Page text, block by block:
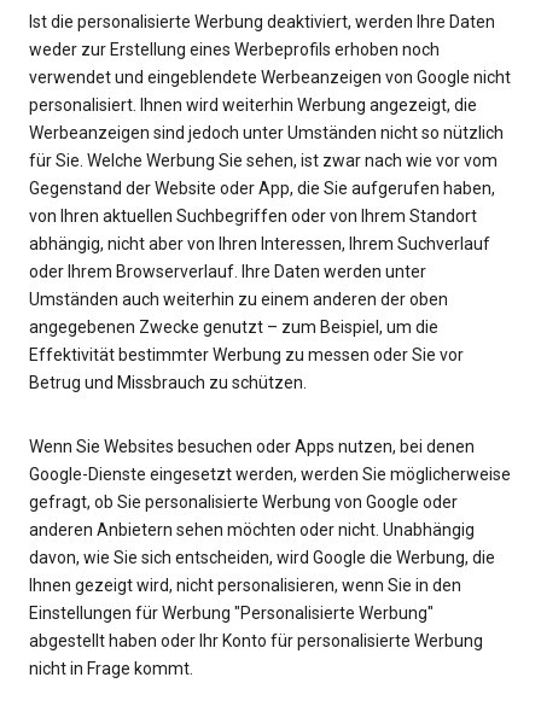
Ist die personalisierte Werbung deaktiviert, werden Ihre Daten
weder zur Erstellung eines Werbeprofils erhoben noch
verwendet und eingeblendete Werbeanzeigen von Google nicht
personalisiert. Ihnen wird weiterhin Werbung angezeigt, die
Werbeanzeigen sind jedoch unter Umständen nicht so nützlich
für Sie. Welche Werbung Sie sehen, ist zwar nach wie vor vom
Gegenstand der Website oder App, die Sie aufgerufen haben,
von Ihren aktuellen Suchbegriffen oder von Ihrem Standort
abhängig, nicht aber von Ihren Interessen, Ihrem Suchverlauf
oder Ihrem Browserverlauf. Ihre Daten werden unter
Umständen auch weiterhin zu einem anderen der oben
angegebenen Zwecke genutzt – zum Beispiel, um die
Effektivität bestimmter Werbung zu messen oder Sie vor
Betrug und Missbrauch zu schützen.
Wenn Sie Websites besuchen oder Apps nutzen, bei denen
Google-Dienste eingesetzt werden, werden Sie möglicherweise
gefragt, ob Sie personalisierte Werbung von Google oder
anderen Anbietern sehen möchten oder nicht. Unabhängig
davon, wie Sie sich entscheiden, wird Google die Werbung, die
Ihnen gezeigt wird, nicht personalisieren, wenn Sie in den
Einstellungen für Werbung "Personalisierte Werbung"
abgestellt haben oder Ihr Konto für personalisierte Werbung
nicht in Frage kommt.